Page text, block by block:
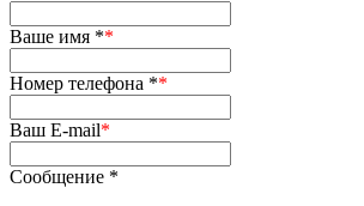
Ваше имя **
Номер телефона **
Ваш E-mail*
Сообщение *